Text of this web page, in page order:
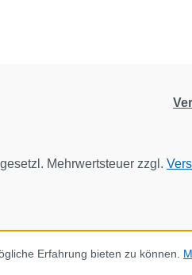
Mehrwertsteuer zzgl.
Erfahrung bieten zu können.